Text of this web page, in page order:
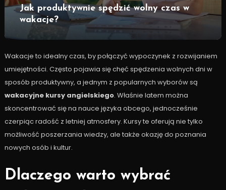
Jak produktywnie spędzić wolny czas w
wakacje?
Wakacje to idealny czas, by połączyć wypoczynek z rozwijaniem
umiejętności. Często pojawia się chęć spędzenia wolnych dni w
sposób produktywny, a jednym z popularnych wyborów są
wakacyjne kursy angielskiego. Właśnie latem można
skoncentrować się na nauce języka obcego, jednocześnie
czerpiąc radość z letniej atmosfery. Kursy te oferują nie tylko
możliwość poszerzania wiedzy, ale także okazję do poznania
nowych osób i kultur.
Dlaczego warto wybrać